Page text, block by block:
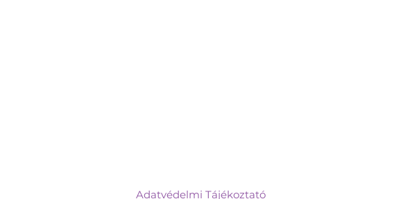
Adatvédelmi Tájékoztató